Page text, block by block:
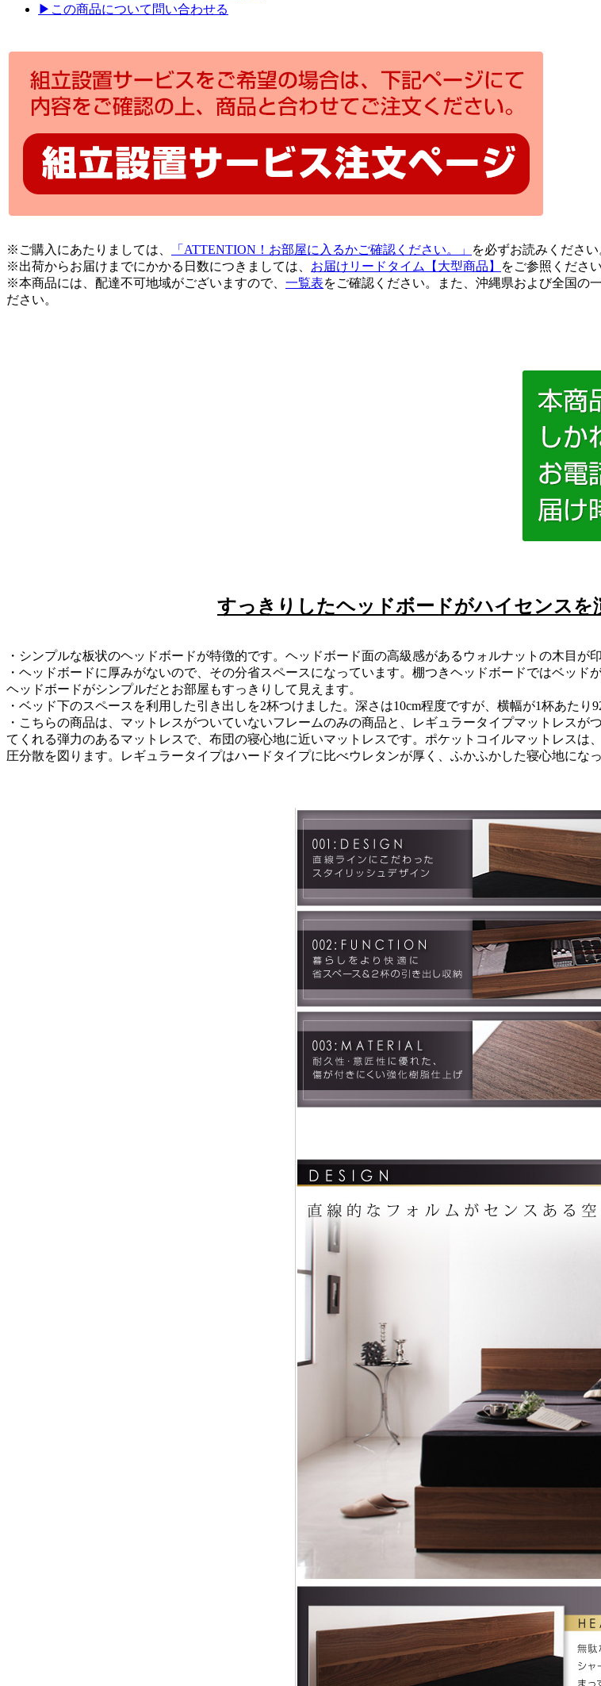
▶この商品について問い合わせる
※ご購入にあたりましては、 「ATTENTION！お部屋に入るかご確認ください。」
を必ずお読みくださ
※出荷からお届けまでにかかる日数につきましては、 お届けリードタイム【大型商品】
をご参照ください
※本商品には、配達不可地域がございますので、 一覧表をご確認ください。また、沖縄県および全国の
ださい。
すっきりしたヘッドボードがハイセンスを
・シンプルな板状のヘッドボードが特徴的です。ヘッドボード面の高級感があるウォルナットの木目が
・ヘッドボードに厚みがないので、その分省スペースになっています。棚つきヘッドボードではベッ
ヘッドボードがシンプルだとお部屋もすっきりして見えます。
・ベッド下のスペースを利用した引き出しを2杯つけました。深さは10cm程度ですが、横幅が1杯あた
・こちらの商品は、マットレスがついていないフレームのみの商品と、レギュラータイプマットレス
てくれる弾力のあるマットレスで、布団の寝心地に近いマットレスです。ポケットコイルマットレス
圧分散を図ります。レギュラータイプはハードタイプに比べウレタンが厚く、ふかふかした寝心地になっ